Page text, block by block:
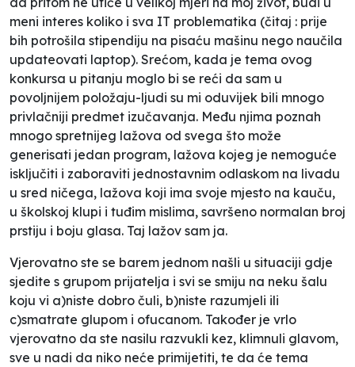
meni interes koliko i sva IT problematika (čitaj : prije
bih potrošila stipendiju na pisaću mašinu nego naučila
updateovati laptop). Srećom, kada je tema ovog
konkursa u pitanju moglo bi se reći da sam u
povoljnijem položaju-ljudi su mi oduvijek bili mnogo
privlačniji predmet izučavanja. Među njima poznah
mnogo spretnijeg lažova od svega što može
generisati jedan program, lažova kojeg je nemoguće
isključiti i zaboraviti jednostavnim odlaskom na livadu
u sred ničega, lažova koji ima svoje mjesto na kauču,
u školskoj klupi i tuđim mislima, savršeno normalan broj
prstiju i boju glasa. Taj lažov sam ja.
Vjerovatno ste se barem jednom našli u situaciji gdje
sjedite s grupom prijatelja i svi se smiju na neku šalu
koju vi a)niste dobro čuli, b)niste razumjeli ili
c)smatrate glupom i ofucanom. Također je vrlo
vjerovatno da ste nasilu razvukli kez, klimnuli glavom,
sve u nadi da niko neće primijetiti, te da će tema